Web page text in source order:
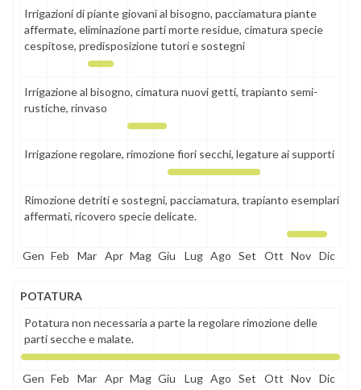
Irrigazioni di piante giovani al bisogno, pacciamatura piante
affermate, eliminazione parti morte residue, cimatura specie
cespitose, predisposizione tutori e sostegni
Irrigazione al bisogno, cimatura nuovi getti, trapianto semi-
rustiche, rinvaso
Irrigazione regolare, rimozione fiori secchi, legature ai supporti
Rimozione detriti e sostegni, pacciamatura, trapianto esemplari
affermati, ricovero specie delicate.
Gen Feb Mar Apr Mag Giu Lug Ago Set Ott Nov Dic
POTATURA
Potatura non necessaria a parte la regolare rimozione delle
parti secche e malate.
Gen Feb Mar Apr Mag Giu Lug Ago Set Ott Nov Dic